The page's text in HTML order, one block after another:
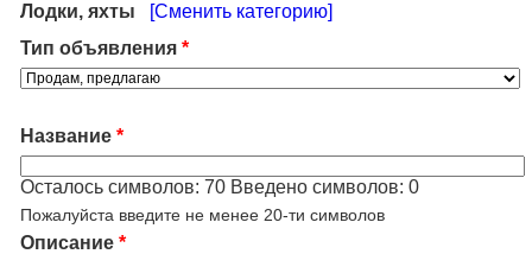
Лодки, яхты
[Сменить категорию]
Тип объявления *
Название *
Осталось символов: 70 Введено символов: 0
Пожалуйста введите не менее 20-ти символов
Описание *